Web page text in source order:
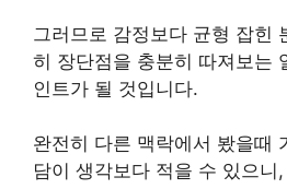
그러므로 감정보다 균형 잡힌
히 장단점을 충분히 따져보는
인트가 될 것입니다.
완전히 다른 맥락에서 봤을때
담이 생각보다 적을 수 있으니